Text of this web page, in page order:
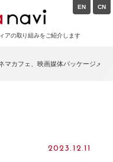
アの取り組みをご紹介します
EN CN
マカフェ、映画媒体パッケージメニ
2023.12.11